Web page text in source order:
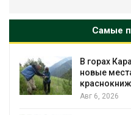
Самые
В горах
новые
Авг 6, 2026